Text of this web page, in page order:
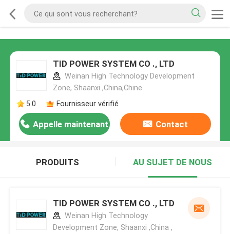
TID POWER SYSTEM CO ., LTD
Weinan High Technology Development
Zone, Shaanxi ,China,Chine
5.0
Fournisseur vérifié
Appelle maintenant Contact
PRODUITS AU SUJET DE NOUS
TID POWER SYSTEM CO ., LTD
Weinan High Technology
Development Zone, Shaanxi ,China ,